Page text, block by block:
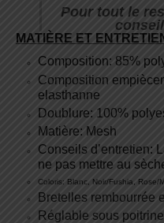
Pour tout le
MATIÈRE ET
Composition: 85%
Composition
elasthanne
Doublure: 100%
Matière: Mesh
Conseils d’entretien:
ne pas mettre au
Coloris: Blanc, Noir/Fushia, Rose/
Bretelles rembourrée
Réglable sous poitrine